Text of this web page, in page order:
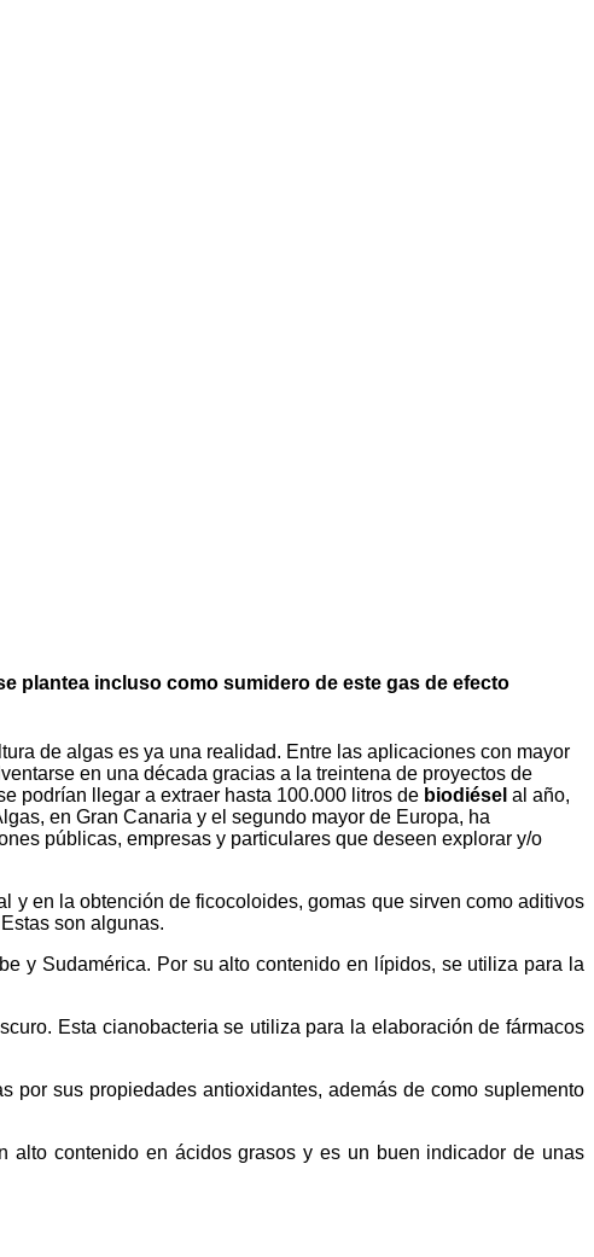
plantea incluso como sumidero de este gas de efecto
de algas es ya una realidad. Entre las aplicaciones con mayor
en una década gracias a la treintena de proyectos de
podrían llegar a extraer hasta 100.000 litros de biodiésel al año,
en Gran Canaria y el segundo mayor de Europa, ha
públicas, empresas y particulares que deseen explorar y/o
en la obtención de ficocoloides, gomas que sirven como aditivos
son algunas.
y Sudamérica. Por su alto contenido en lípidos, se utiliza para la
Esta cianobacteria se utiliza para la elaboración de fármacos
por sus propiedades antioxidantes, además de como suplemento
alto contenido en ácidos grasos y es un buen indicador de unas